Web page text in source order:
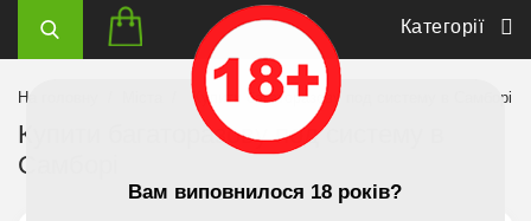
Категорії
На головну Купити багаторазову под систему в Самборі
Купити багаторазову под систему в
Самборі
Вам виповнилося 18 років?